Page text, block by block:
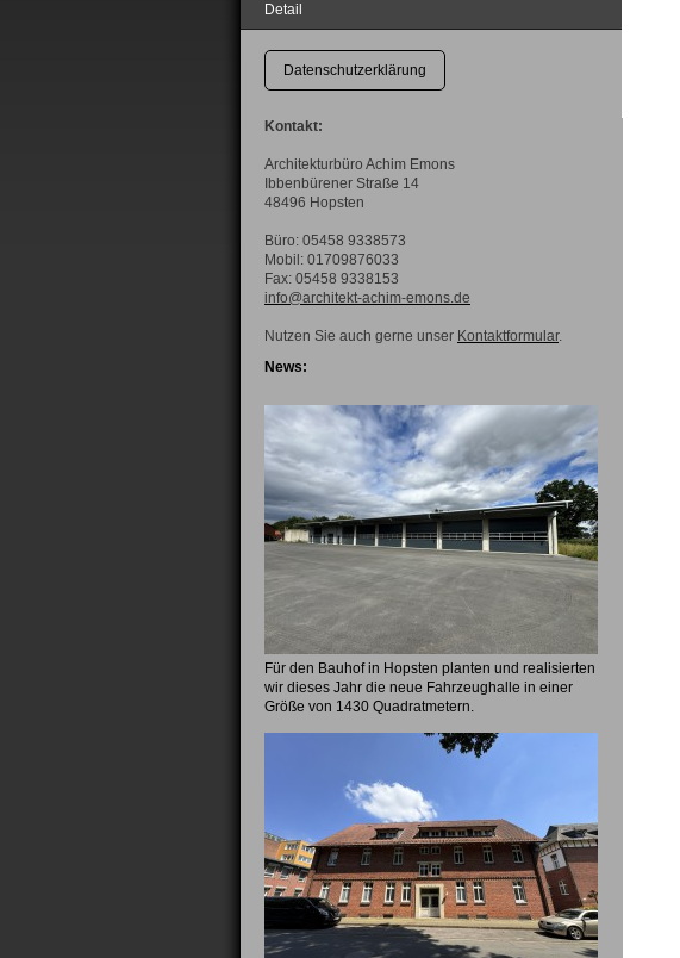
Detail
Datenschutzerklärung
Kontakt:
Architekturbüro Achim Emons
Ibbenbürener Straße 14
48496 Hopsten
Büro: 05458 9338573
Mobil: 01709876033
Fax: 05458 9338153
info@architekt-achim-emons.de
Nutzen Sie auch gerne unser Kontaktformular.
News:
Für den Bauhof in Hopsten planten und realisierten
wir dieses Jahr die neue Fahrzeughalle in einer
Größe von 1430 Quadratmetern.